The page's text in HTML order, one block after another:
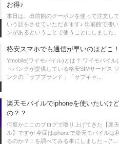
お得♪
本日は、出前館のクーポンを使って注文し
いう話をさせていただきます♪ 出前館で凄
ンがあるということで使うことにしました
格安スマホでも通信が早いのはどこ
Ymobile(ワイモバイル)とは？ ワイモバイル
トバンクが提供している格安SIMサービス
ンクの「サブブランド」「サブキャ...
楽天モバイルでiphoneを使いたいけ
の？？
何度かここのブログで取り上げてきた【楽
ル】ですが 今回はiphoneで楽天モバイルは
るのか？！を調べてみる事にしました～(*...